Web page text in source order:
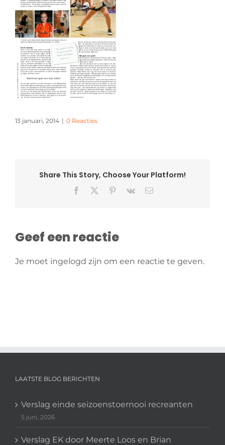
13 januari, 2014 | 0 Reacties
Share This Story, Choose Your Platform!
Facebook Pinterest
Vk
E-
Geef een reactie
Je moet ingelogd zijn om een reactie te geven.
LAATSTE BLOG BERICHTEN
Verslag einde seizoenstoernooi recreanten
5 juni, 2026
Verslag EK door Meerte Loos en Brian